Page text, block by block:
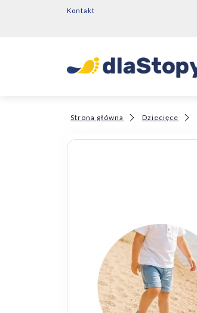
Kontakt
Strona główna Dziecięce